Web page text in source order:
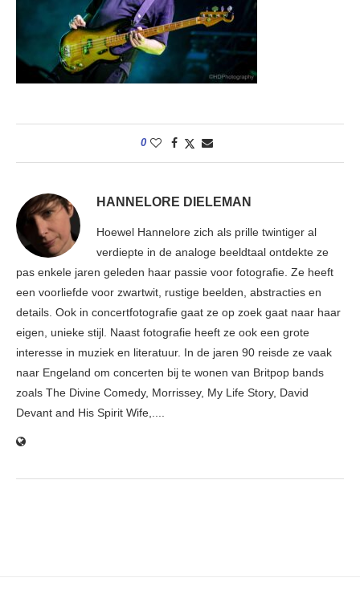
0
HANNELORE DIELEMAN
Hoewel Hannelore zich als prille twintiger al
verdiepte in de analoge beeldtaal ontdekte ze
pas enkele jaren geleden haar passie voor fotografie. Ze heeft
een voorliefde voor zwartwit, rustige beelden, abstracties en
details. Ook in concertfotografie gaat ze op zoek gaat naar haar
eigen, unieke stijl. Naast fotografie heeft ze ook een grote
interesse in muziek en literatuur. In de jaren 90 reisde ze vaak
naar Engeland om concerten bij te wonen van Britpop bands
zoals The Divine Comedy, Morrissey, My Life Story, David
Devant and His Spirit Wife,....